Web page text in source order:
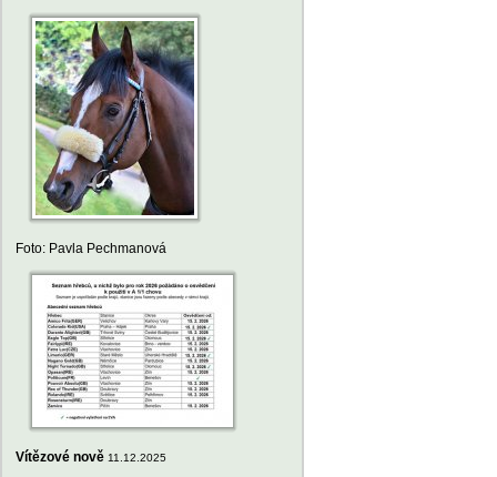
Foto: Pavla Pechmanová
Vítězové nově 11.12.2025